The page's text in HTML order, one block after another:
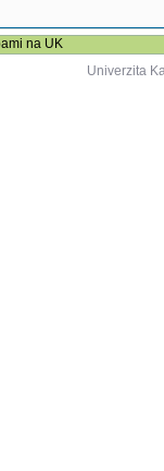
na UK
Univerzita